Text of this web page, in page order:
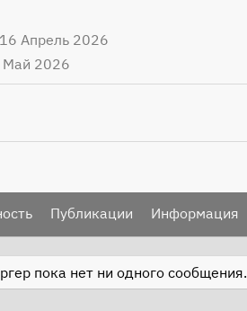
16 Апрель 2026
Май 2026
Публикации Информация
пока нет ни одного сообщения.